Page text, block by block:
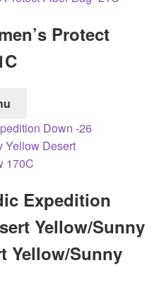
Protect
Expedition
Yellow/Sunny
Yellow/Sunny